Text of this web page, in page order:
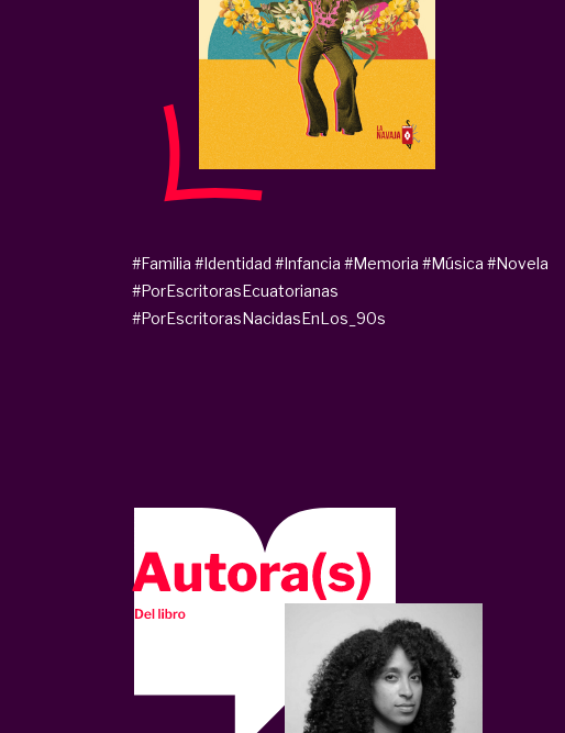
#Familia #Identidad #Infancia #Memoria #Música #Novela
#PorEscritorasEcuatorianas
#PorEscritorasNacidasEnLos_90s